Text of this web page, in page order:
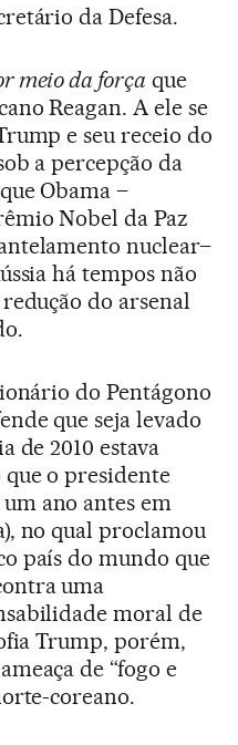
da Defesa.
meio da força que
Reagan. A ele se
e seu receio do
a percepção da
Obama –
Nobel da Paz
nuclear–
há tempos não
do arsenal
do Pentágono
que seja levado
de 2010 estava
o presidente
ano antes em
no qual proclamou
país do mundo que
uma
moral de
Trump, porém,
de “fogo e
coreano.